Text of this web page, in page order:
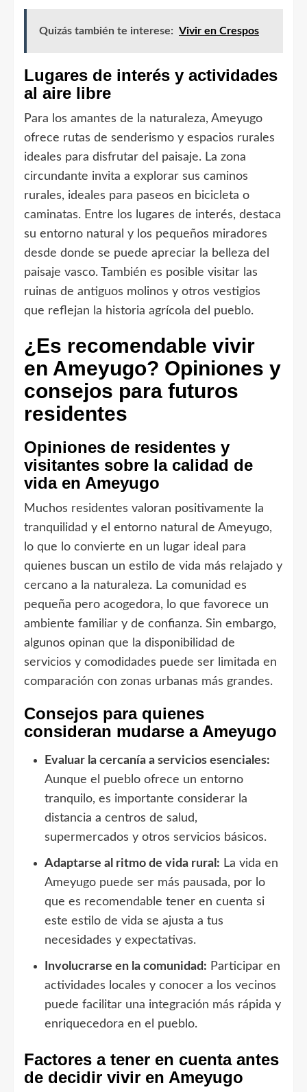
Quizás también te interese: Vivir en Crespos
Lugares de interés y actividades
al aire libre
Para los amantes de la naturaleza, Ameyugo
ofrece rutas de senderismo y espacios rurales
ideales para disfrutar del paisaje. La zona
circundante invita a explorar sus caminos
rurales, ideales para paseos en bicicleta o
caminatas. Entre los lugares de interés, destaca
su entorno natural y los pequeños miradores
desde donde se puede apreciar la belleza del
paisaje vasco. También es posible visitar las
ruinas de antiguos molinos y otros vestigios
que reflejan la historia agrícola del pueblo.
¿Es recomendable vivir
en Ameyugo? Opiniones y
consejos para futuros
residentes
Opiniones de residentes y
visitantes sobre la calidad de
vida en Ameyugo
Muchos residentes valoran positivamente la
tranquilidad y el entorno natural de Ameyugo,
lo que lo convierte en un lugar ideal para
quienes buscan un estilo de vida más relajado y
cercano a la naturaleza. La comunidad es
pequeña pero acogedora, lo que favorece un
ambiente familiar y de confianza. Sin embargo,
algunos opinan que la disponibilidad de
servicios y comodidades puede ser limitada en
comparación con zonas urbanas más grandes.
Consejos para quienes
consideran mudarse a Ameyugo
Evaluar la cercanía a servicios esenciales:
Aunque el pueblo ofrece un entorno
tranquilo, es importante considerar la
distancia a centros de salud,
supermercados y otros servicios básicos.
Adaptarse al ritmo de vida rural: La vida en
Ameyugo puede ser más pausada, por lo
que es recomendable tener en cuenta si
este estilo de vida se ajusta a tus
necesidades y expectativas.
Involucrarse en la comunidad: Participar en
actividades locales y conocer a los vecinos
puede facilitar una integración más rápida y
enriquecedora en el pueblo.
Factores a tener en cuenta antes
de decidir vivir en Ameyugo